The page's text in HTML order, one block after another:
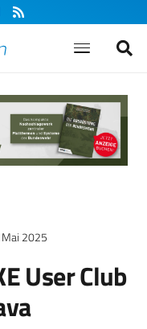
2025
User Club